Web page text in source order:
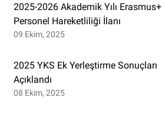
2025-2026 Akademik Yılı Erasmus+
Personel Hareketliliği İlanı
09 Ekim, 2025
2025 YKS Ek Yerleştirme Sonuçları
Açıklandı
08 Ekim, 2025